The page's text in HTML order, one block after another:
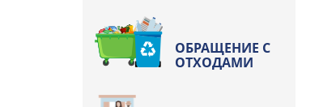
ОБРАЩЕНИЕ С
ОТХОДАМИ